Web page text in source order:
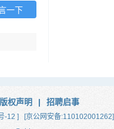
一下
版权声明 | 招聘启事
-12 ]
[京公网安备:110102001262]